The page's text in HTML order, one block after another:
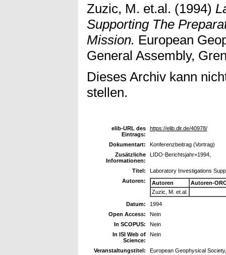
Zuzic, M. et.al. (1994)
Supporting The
Mission. European
General Assembly,
Dieses Archiv kann
stellen.
elib-URL des
Eintrags:
https://elib.dlr.de/40978/
Dokumentart:
Konferenzbeitrag (Vortrag)
Zusätzliche
Informationen:
LIDO-Berichtsjahr=1994,
Titel:
Laboratory Investigations
Autoren:
Autoren
Autoren-
Zuzic, M. et.al.
Datum:
1994
Open Access:
Nein
In SCOPUS:
Nein
In ISI Web of
Science:
Nein
Veranstaltungstitel:
European Geophysical